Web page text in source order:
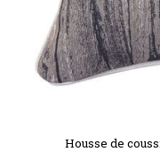
Housse de